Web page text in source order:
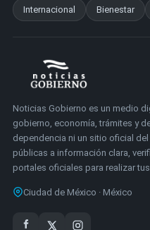
Internacional Bienestar
Noticias Gobierno es un medio
gobierno, economía, trámites y
dependencia ni un sitio oficial
públicas a información clara,
portales oficiales para realizar
Ciudad de México · México